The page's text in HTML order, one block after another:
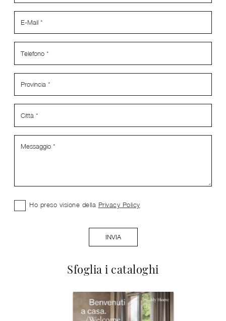
Sfoglia i cataloghi
Ho preso visione della Privacy Policy
INVIA